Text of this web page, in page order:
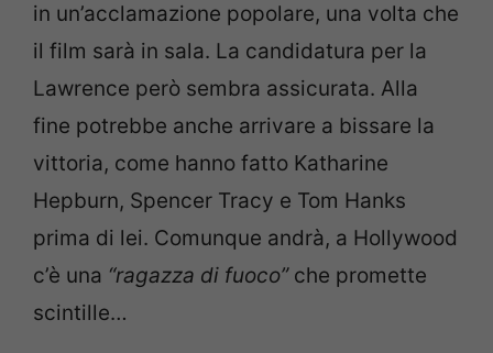
in un’acclamazione popolare, una volta che
il film sarà in sala. La candidatura per la
Lawrence però sembra assicurata. Alla
fine potrebbe anche arrivare a bissare la
vittoria, come hanno fatto Katharine
Hepburn, Spencer Tracy e Tom Hanks
prima di lei. Comunque andrà, a Hollywood
c’è una “ragazza di fuoco”che promette
scintille…